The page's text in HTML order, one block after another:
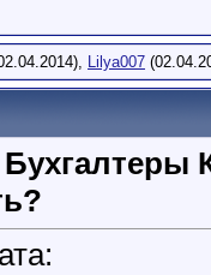
Lilya007